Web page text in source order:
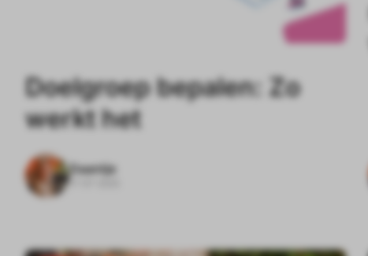
Doelgroep bepalen: Zo
werkt het
Daantje
17-07-2025